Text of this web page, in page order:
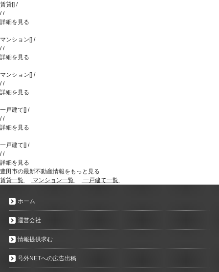
賃貸[] /
//
詳細を見る
マンション[] /
//
詳細を見る
マンション[] /
//
詳細を見る
一戸建て[] /
//
詳細を見る
一戸建て[] /
//
詳細を見る
豊田市の最新不動産情報をもっと見る
賃貸一覧
マンション一覧 一戸建て一覧
ホーム
運営会社
情報提供求む
号外NETへの広告出稿